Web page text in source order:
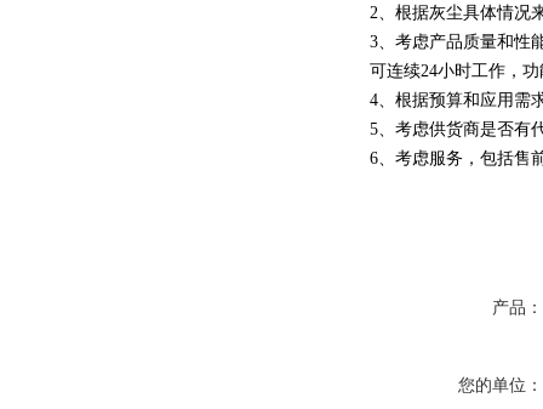
2、根据灰尘具体情况
3、考虑产品质量和性
可连续24小时工作，
4、根据预算和应用需
5、考虑供货商是否有
6、考虑服务，包括售
产品：
您的单位：